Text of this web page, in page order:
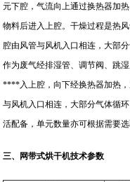
元下腔，气流向上通过换热器加
物料后进入上腔。干燥过程是热
腔由风管与风机入口相连，大部
作为废气经排湿管、调节阀、跳
****入上腔，向下经换热器加热
与风机入口相连，大部分气体循
活配备，单元数量亦可根据需要
三、网带式烘干机技术参数